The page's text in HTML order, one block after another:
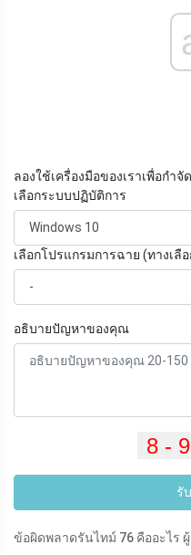
ลองใช้เครื่องมือของเราเพื่อกำ
เลือกระบบปฏิบัติการ
เลือกโปรแกรมการฉาย (ทางเลือ
อธิบายปัญหาของคุณ
รั
ข้อผิดพลาดรันไทม์ 76 คืออะไร